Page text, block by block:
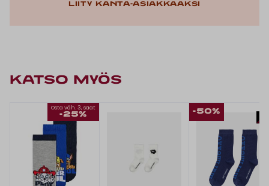
Liity kanta-asiakkaaksi
KATSO MYÖS
Osta väh. 3, saat
-25% -50%